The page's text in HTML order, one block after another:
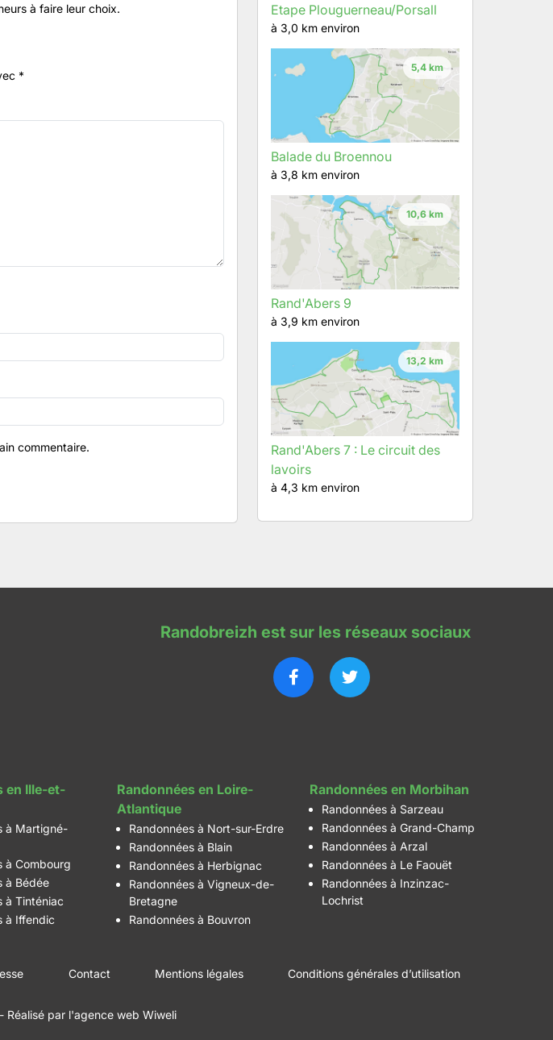
à faire leur choix.
*
commentaire.
Etape Plouguerneau/Porsall
à 3,0 km environ
5,4 km
Balade du Broennou
à 3,8 km environ
10,6 km
Rand'Abers 9
à 3,9 km environ
13,2 km
Rand'Abers 7 : Le circuit des
lavoirs
à 4,3 km environ
Randobreizh est sur les réseaux sociaux
en Ille-et-
à Martigné-
à Combourg
à Bédée
à Tinténiac
à Iffendic
Randonnées en Loire-
Atlantique
Randonnées à Nort-sur-Erdre
Randonnées à Blain
Randonnées à Herbignac
Randonnées à Vigneux-de-
Bretagne
Randonnées à Bouvron
Randonnées en Morbihan
Randonnées à Sarzeau
Randonnées à Grand-Champ
Randonnées à Arzal
Randonnées à Le Faouët
Randonnées à Inzinzac-
Lochrist
Contact Mentions légales Conditions générales d’utilisation
- Réalisé par l'agence web Wiweli